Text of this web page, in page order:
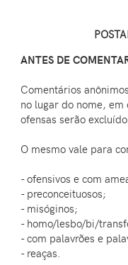
ANTES DE
Comentários
no lugar do nome,
ofensas serão
O mesmo vale para
- ofensivos e com
- preconceituosos;
- misóginos;
- homo/lesbo/bi/
- com palavrões e
- reaças.